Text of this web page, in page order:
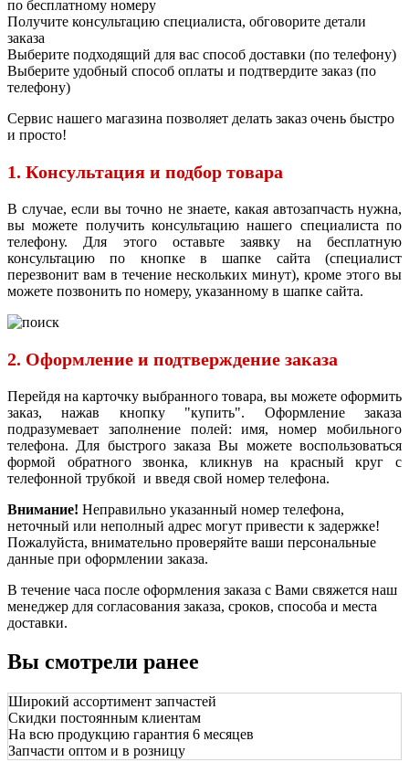
по бесплатному номеру
Получите консультацию специалиста, обговорите детали
заказа
Выберите подходящий для вас способ доставки (по телефону)
Выберите удобный способ оплаты и подтвердите заказ (по
телефону)
Сервис нашего магазина позволяет делать заказ очень быстро
и просто!
1. Консультация и подбор товара
В случае, если вы точно не знаете, какая автозапчасть нужна,
вы можете получить консультацию нашего специалиста по
телефону. Для этого оставьте заявку на бесплатную
консультацию по кнопке в шапке сайта (специалист
перезвонит вам в течение нескольких минут), кроме этого вы
можете позвонить по номеру, указанному в шапке сайта.
2. Оформление и подтверждение заказа
Перейдя на карточку выбранного товара, вы можете оформить
заказ, нажав кнопку "купить". Оформление заказа
подразумевает заполнение полей: имя, номер мобильного
телефона. Для быстрого заказа Вы можете воспользоваться
формой обратного звонка, кликнув на красный круг с
телефонной трубкой и введя свой номер телефона.
Внимание! Неправильно указанный номер телефона,
неточный или неполный адрес могут привести к задержке!
Пожалуйста, внимательно проверяйте ваши персональные
данные при оформлении заказа.
В течение часа после оформления заказа с Вами свяжется наш
менеджер для согласования заказа, сроков, способа и места
доставки.
Вы смотрели ранее
Широкий ассортимент запчастей
Скидки постоянным клиентам
На всю продукцию гарантия 6 месяцев
Запчасти оптом и в розницу